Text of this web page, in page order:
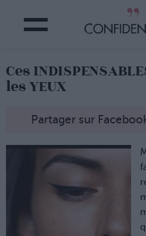
Ces
les YEUX
Partager sur